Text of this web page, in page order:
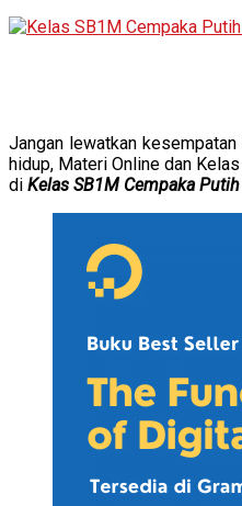
Jangan lewatkan
hidup, Materi Online dan
di Kelas SB1M Cempaka